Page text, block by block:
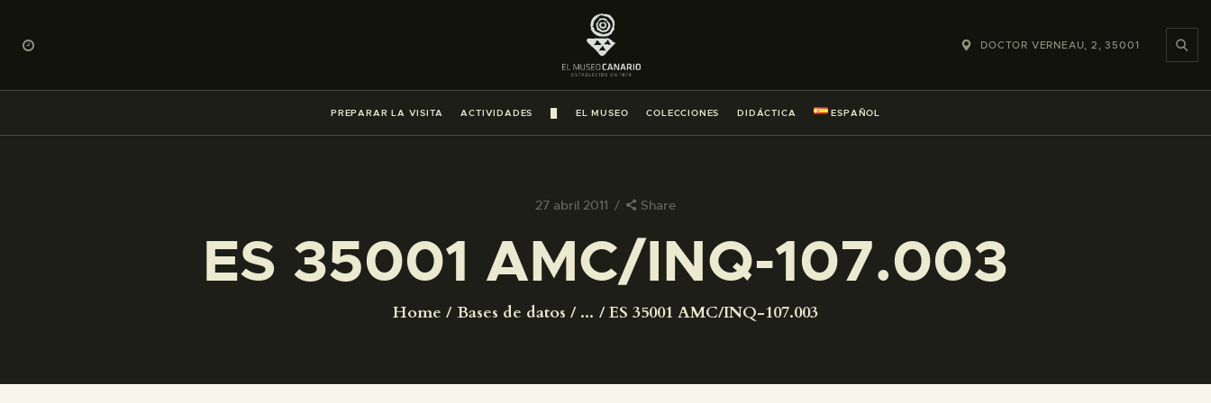
DOCTOR VERNEAU, 2, 35001
PREPARAR LA VISITA ACTIVIDADES EL MUSEO COLECCIONES DIDÁCTICA ESPAÑOL
27 abril 2011 Share
ES 35001 AMC/INQ-107.003
Home Bases de datos ... ES 35001 AMC/INQ-107.003
PREPARAR LA VISITA
ACTIVIDADES
█
COLECCIONES
DIDÁCTICA